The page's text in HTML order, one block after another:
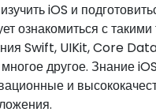
iOS и
ознакомиться с
Swift, UIKit, Core
другое. Знание
и